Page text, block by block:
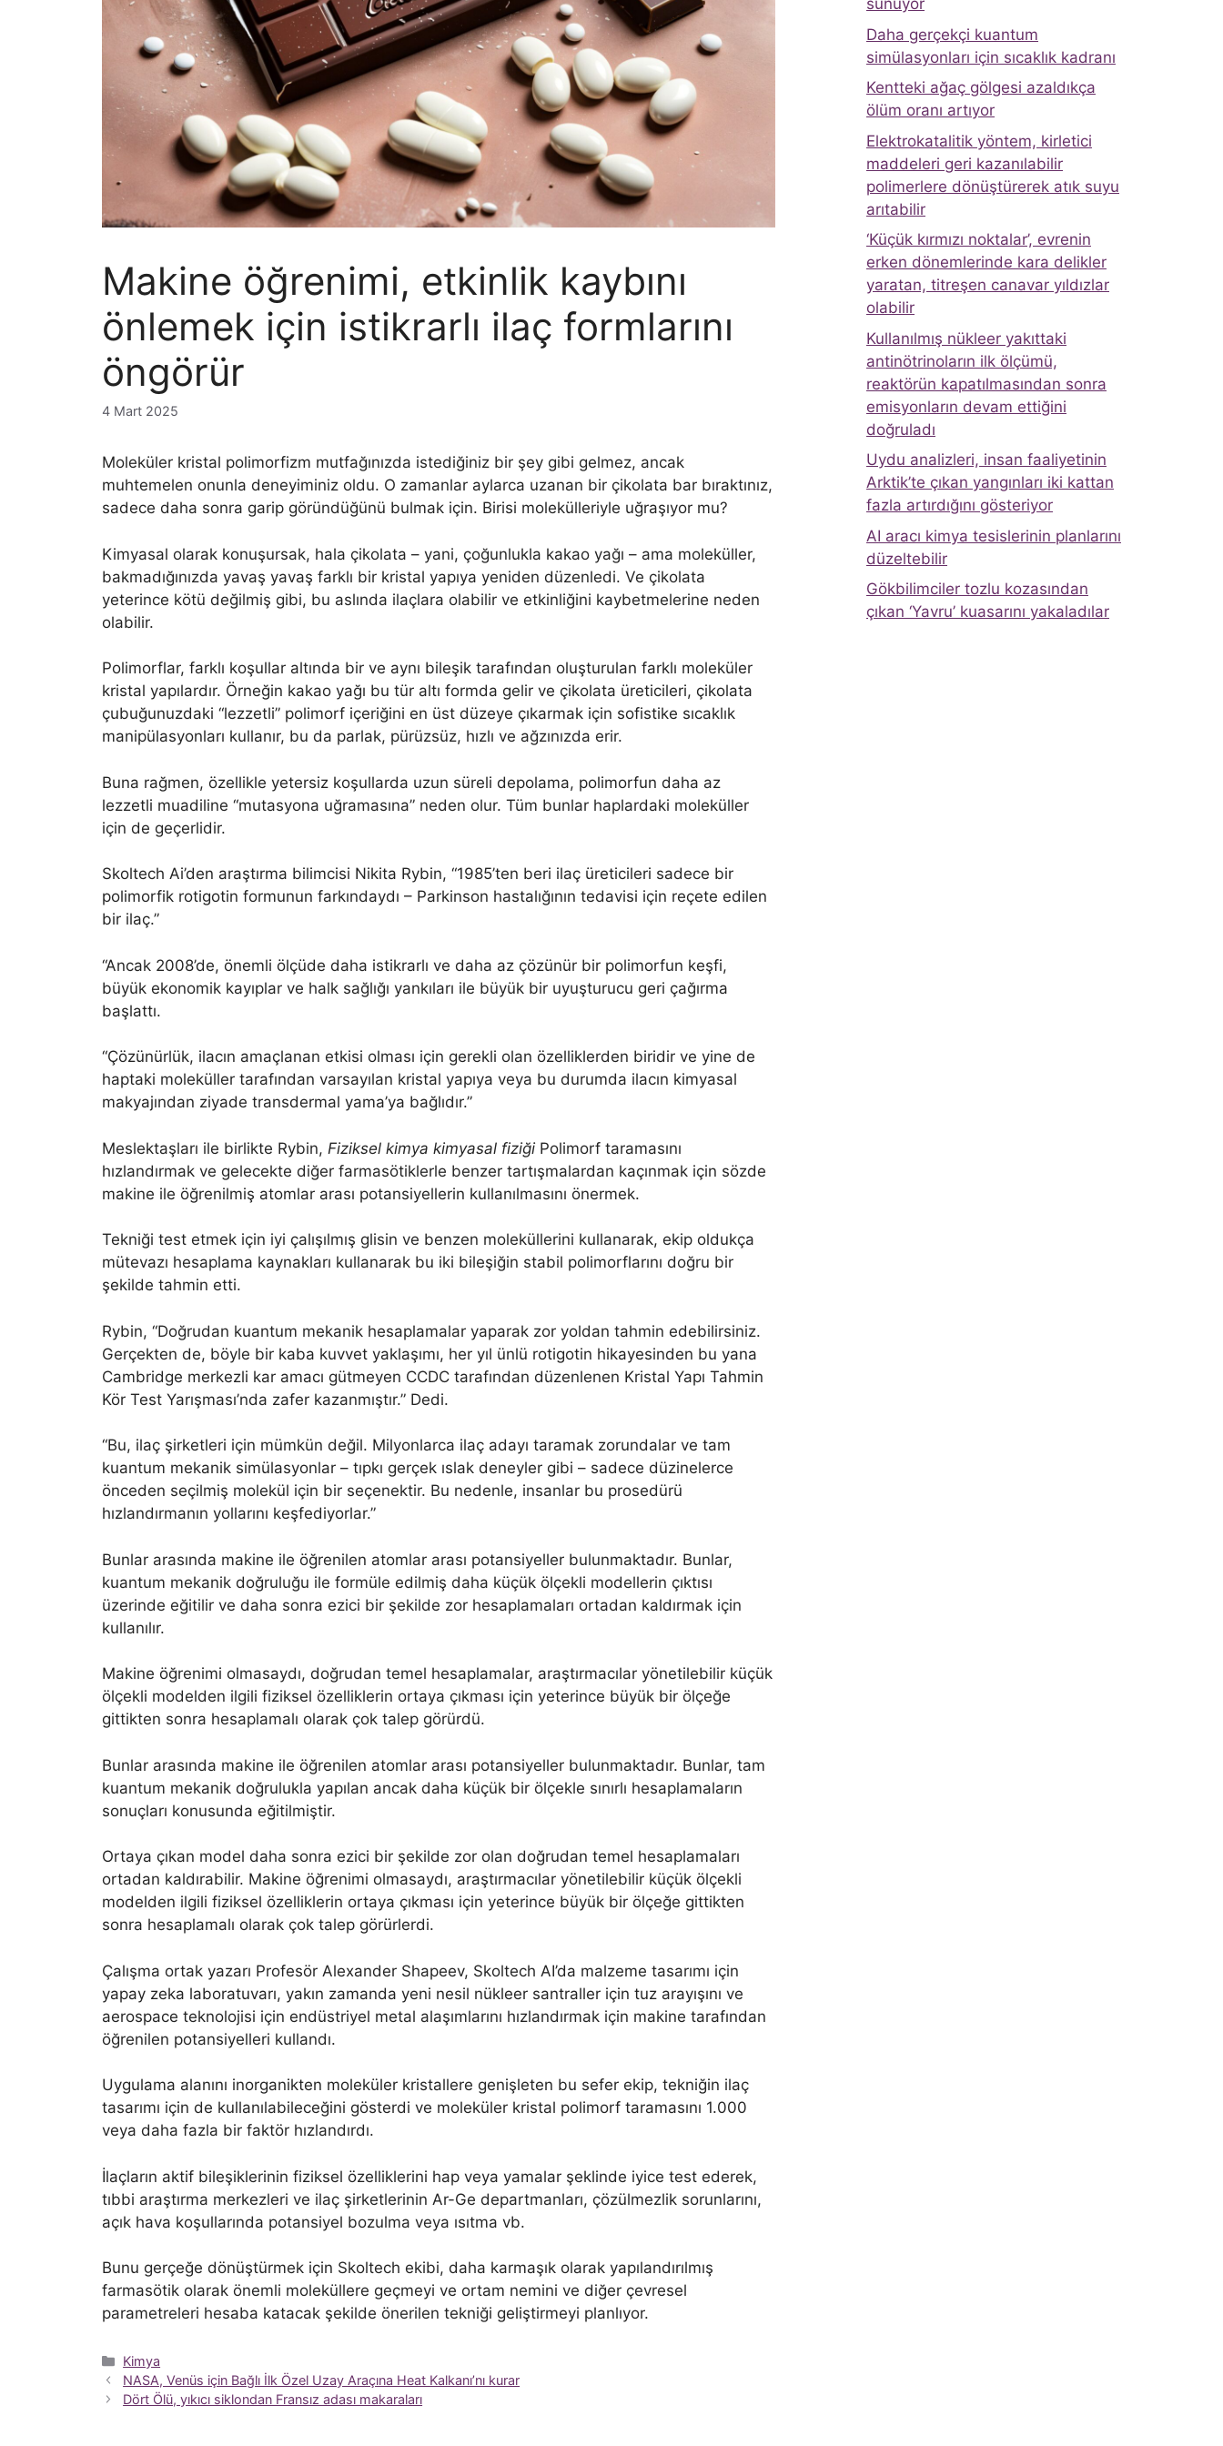
Makine öğrenimi, etkinlik kaybını
önlemek için istikrarlı ilaç formlarını
öngörür
4 Mart 2025
Moleküler kristal polimorfizm mutfağınızda istediğiniz bir şey gibi gelmez, ancak
muhtemelen onunla deneyiminiz oldu. O zamanlar aylarca uzanan bir çikolata bar bıraktınız,
sadece daha sonra garip göründüğünü bulmak için. Birisi molekülleriyle uğraşıyor mu?
Kimyasal olarak konuşursak, hala çikolata – yani, çoğunlukla kakao yağı – ama moleküller,
bakmadığınızda yavaş yavaş farklı bir kristal yapıya yeniden düzenledi. Ve çikolata
yeterince kötü değilmiş gibi, bu aslında ilaçlara olabilir ve etkinliğini kaybetmelerine neden
olabilir.
Polimorflar, farklı koşullar altında bir ve aynı bileşik tarafından oluşturulan farklı moleküler
kristal yapılardır. Örneğin kakao yağı bu tür altı formda gelir ve çikolata üreticileri, çikolata
çubuğunuzdaki “lezzetli” polimorf içeriğini en üst düzeye çıkarmak için sofistike sıcaklık
manipülasyonları kullanır, bu da parlak, pürüzsüz, hızlı ve ağzınızda erir.
Buna rağmen, özellikle yetersiz koşullarda uzun süreli depolama, polimorfun daha az
lezzetli muadiline “mutasyona uğramasına” neden olur. Tüm bunlar haplardaki moleküller
için de geçerlidir.
Skoltech Ai’den araştırma bilimcisi Nikita Rybin, “1985’ten beri ilaç üreticileri sadece bir
polimorfik rotigotin formunun farkındaydı – Parkinson hastalığının tedavisi için reçete edilen
bir ilaç.”
“Ancak 2008’de, önemli ölçüde daha istikrarlı ve daha az çözünür bir polimorfun keşfi,
büyük ekonomik kayıplar ve halk sağlığı yankıları ile büyük bir uyuşturucu geri çağırma
başlattı.
“Çözünürlük, ilacın amaçlanan etkisi olması için gerekli olan özelliklerden biridir ve yine de
haptaki moleküller tarafından varsayılan kristal yapıya veya bu durumda ilacın kimyasal
makyajından ziyade transdermal yama’ya bağlıdır.”
Meslektaşları ile birlikte Rybin, Fiziksel kimya kimyasal fiziği Polimorf taramasını
hızlandırmak ve gelecekte diğer farmasötiklerle benzer tartışmalardan kaçınmak için sözde
makine ile öğrenilmiş atomlar arası potansiyellerin kullanılmasını önermek.
Tekniği test etmek için iyi çalışılmış glisin ve benzen moleküllerini kullanarak, ekip oldukça
mütevazı hesaplama kaynakları kullanarak bu iki bileşiğin stabil polimorflarını doğru bir
şekilde tahmin etti.
Rybin, “Doğrudan kuantum mekanik hesaplamalar yaparak zor yoldan tahmin edebilirsiniz.
Gerçekten de, böyle bir kaba kuvvet yaklaşımı, her yıl ünlü rotigotin hikayesinden bu yana
Cambridge merkezli kar amacı gütmeyen CCDC tarafından düzenlenen Kristal Yapı Tahmin
Kör Test Yarışması’nda zafer kazanmıştır.” Dedi.
“Bu, ilaç şirketleri için mümkün değil. Milyonlarca ilaç adayı taramak zorundalar ve tam
kuantum mekanik simülasyonlar – tıpkı gerçek ıslak deneyler gibi – sadece düzinelerce
önceden seçilmiş molekül için bir seçenektir. Bu nedenle, insanlar bu prosedürü
hızlandırmanın yollarını keşfediyorlar.”
Bunlar arasında makine ile öğrenilen atomlar arası potansiyeller bulunmaktadır. Bunlar,
kuantum mekanik doğruluğu ile formüle edilmiş daha küçük ölçekli modellerin çıktısı
üzerinde eğitilir ve daha sonra ezici bir şekilde zor hesaplamaları ortadan kaldırmak için
kullanılır.
Makine öğrenimi olmasaydı, doğrudan temel hesaplamalar, araştırmacılar yönetilebilir küçük
ölçekli modelden ilgili fiziksel özelliklerin ortaya çıkması için yeterince büyük bir ölçeğe
gittikten sonra hesaplamalı olarak çok talep görürdü.
Bunlar arasında makine ile öğrenilen atomlar arası potansiyeller bulunmaktadır. Bunlar, tam
kuantum mekanik doğrulukla yapılan ancak daha küçük bir ölçekle sınırlı hesaplamaların
sonuçları konusunda eğitilmiştir.
Ortaya çıkan model daha sonra ezici bir şekilde zor olan doğrudan temel hesaplamaları
ortadan kaldırabilir. Makine öğrenimi olmasaydı, araştırmacılar yönetilebilir küçük ölçekli
modelden ilgili fiziksel özelliklerin ortaya çıkması için yeterince büyük bir ölçeğe gittikten
sonra hesaplamalı olarak çok talep görürlerdi.
Çalışma ortak yazarı Profesör Alexander Shapeev, Skoltech AI’da malzeme tasarımı için
yapay zeka laboratuvarı, yakın zamanda yeni nesil nükleer santraller için tuz arayışını ve
aerospace teknolojisi için endüstriyel metal alaşımlarını hızlandırmak için makine tarafından
öğrenilen potansiyelleri kullandı.
Uygulama alanını inorganikten moleküler kristallere genişleten bu sefer ekip, tekniğin ilaç
tasarımı için de kullanılabileceğini gösterdi ve moleküler kristal polimorf taramasını 1.000
veya daha fazla bir faktör hızlandırdı.
İlaçların aktif bileşiklerinin fiziksel özelliklerini hap veya yamalar şeklinde iyice test ederek,
tıbbi araştırma merkezleri ve ilaç şirketlerinin Ar-Ge departmanları, çözülmezlik sorunlarını,
açık hava koşullarında potansiyel bozulma veya ısıtma vb.
Bunu gerçeğe dönüştürmek için Skoltech ekibi, daha karmaşık olarak yapılandırılmış
farmasötik olarak önemli moleküllere geçmeyi ve ortam nemini ve diğer çevresel
parametreleri hesaba katacak şekilde önerilen tekniği geliştirmeyi planlıyor.
Kategoriler
Kimya
NASA, Venüs için Bağlı İlk Özel Uzay Araçına Heat Kalkanı’nı kurar
Dört Ölü, yıkıcı siklondan Fransız adası makaraları
sunuyor
Daha gerçekçi kuantum
simülasyonları için sıcaklık kadranı
Kentteki ağaç gölgesi azaldıkça
ölüm oranı artıyor
Elektrokatalitik yöntem, kirletici
maddeleri geri kazanılabilir
polimerlere dönüştürerek atık suyu
arıtabilir
‘Küçük kırmızı noktalar’, evrenin
erken dönemlerinde kara delikler
yaratan, titreşen canavar yıldızlar
olabilir
Kullanılmış nükleer yakıttaki
antinötrinoların ilk ölçümü,
reaktörün kapatılmasından sonra
emisyonların devam ettiğini
doğruladı
Uydu analizleri, insan faaliyetinin
Arktik’te çıkan yangınları iki kattan
fazla artırdığını gösteriyor
AI aracı kimya tesislerinin planlarını
düzeltebilir
Gökbilimciler tozlu kozasından
çıkan ‘Yavru’ kuasarını yakaladılar